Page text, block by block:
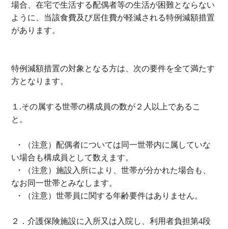
場合、在宅で生活する配偶者等の生活が困難とならない
ように、当該食費及び居住費が軽減される特例減額措置
があります。
特例減額措置の対象となる方は、次の要件を全て満たす
方となります。
１ .その属する世帯の構成員の数が２人以上であるこ
と。
・（注意）配偶者については同一世帯内に属していな
い場合も構成員として数えます。
・（注意）施設入所により、世帯が分かれた場合も、
なお同一世帯とみなします。
・（注意）世帯員に関する年齢要件はありません。
２．介護保険施設に入所又は入院し、利用者負担第4段